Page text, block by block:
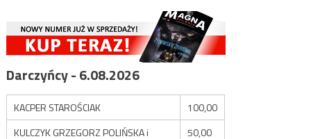
Darczyńcy - 6.08.2026
KACPER STAROŚCIAK
100,00
KULCZYK GRZEGORZ POLIŃSKA i
50,00